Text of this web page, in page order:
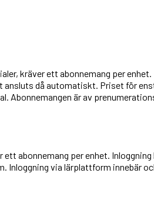
kräver ett abonnemang per enhet.
ansluts då automatiskt. Priset för
Abonnemangen är av
abonnemang per enhet. Inloggning
Inloggning via lärplattform innebär